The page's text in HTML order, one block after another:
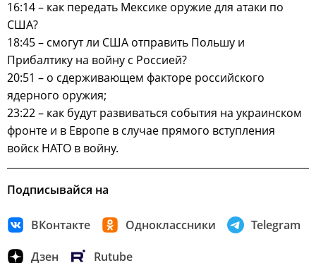
16:14 – как передать Мексике оружие для атаки по
США?
18:45 – смогут ли США отправить Польшу и
Прибалтику на войну с Россией?
20:51 – о сдерживающем факторе российского
ядерного оружия;
23:22 – как будут развиваться события на украинском
фронте и в Европе в случае прямого вступления
войск НАТО в войну.
Подписывайся на
ВКонтакте Одноклассники Telegram
Дзен Rutube